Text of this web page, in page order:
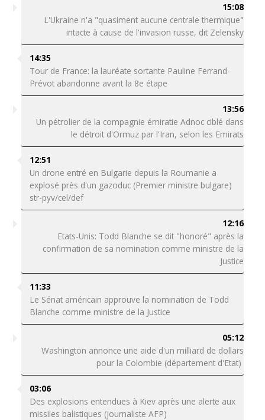
15:08
L'Ukraine n'a "quasiment aucune centrale thermique"
intacte à cause de l'invasion russe, dit Zelensky
14:35
Tour de France: la lauréate sortante Pauline Ferrand-
Prévot abandonne avant la 8e étape
13:56
Un pétrolier de la compagnie émiratie Adnoc ciblé dans
le détroit d'Ormuz par l'Iran, selon les Emirats
12:51
Un drone entré en Bulgarie depuis la Roumanie a
explosé près d'un gazoduc (Premier ministre bulgare)
str-pyv/cel/def
12:16
Etats-Unis: Todd Blanche se dit "honoré" après la
confirmation de sa nomination comme ministre de la
Justice
11:33
Le Sénat américain approuve la nomination de Todd
Blanche comme ministre de la Justice
05:12
Washington annonce une aide d'un milliard de dollars
pour la Colombie (département d'Etat)
03:06
Des explosions entendues à Kiev après une alerte aux
missiles balistiques (journaliste AFP)